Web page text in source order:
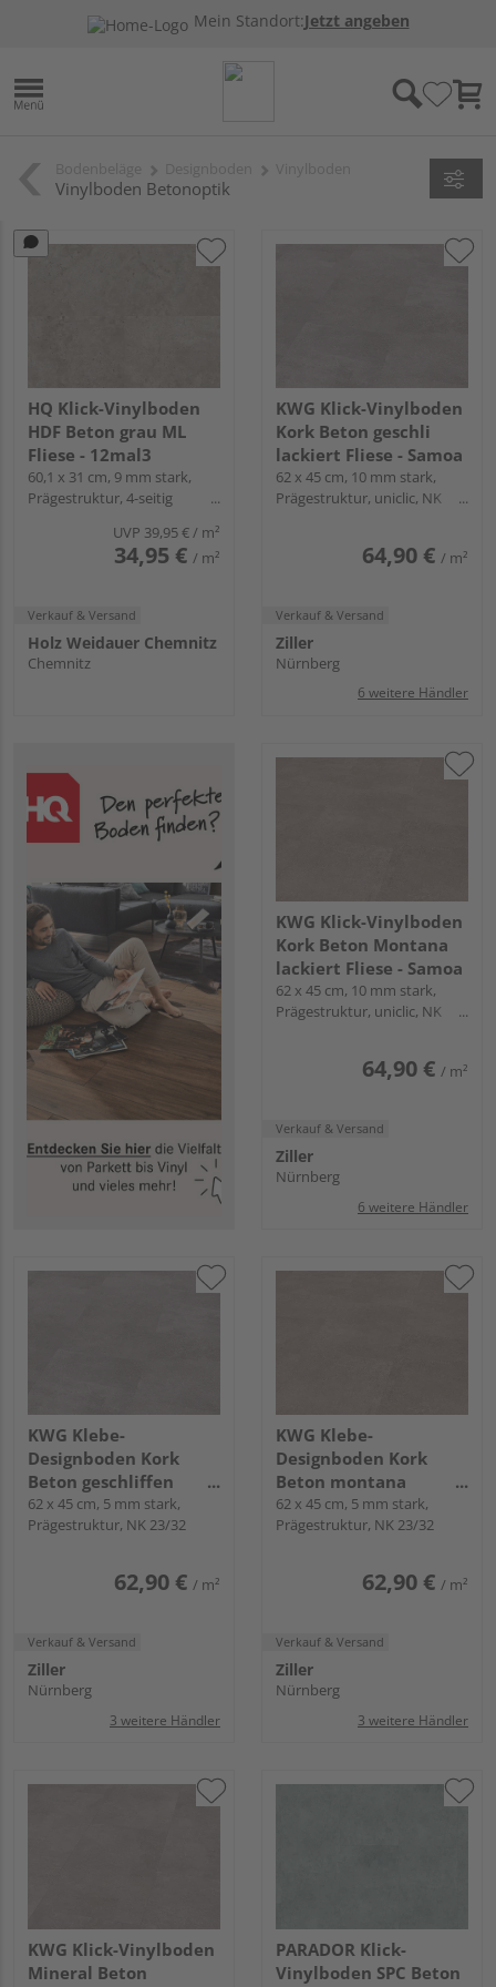
Mein Standort:Jetzt angeben
Vinylboden Betonoptik
HQ Klick-Vinylboden
HDF Beton grau ML
Fliese - 12mal3
60,1 x 31 cm, 9 mm stark,
Prägestruktur, 4-seitig
UVP 39,95 €/ m²
34,95 € / m²
Verkauf & Versand
Holz Weidauer Chemnitz
Chemnitz
KWG Klick-Vinylboden
Kork Beton geschli
lackiert Fliese - Samoa
62 x 45 cm, 10 mm stark,
Prägestruktur, uniclic, NK
64,90 € / m²
Verkauf & Versand
Ziller
Nürnberg
6 weitere Händler
KWG Klick-Vinylboden
Kork Beton Montana
lackiert Fliese - Samoa
62 x 45 cm, 10 mm stark,
Prägestruktur, uniclic, NK
64,90 € / m²
Verkauf & Versand
Ziller
Nürnberg
6 weitere Händler
KWG Klebe-
Designboden Kork
Beton geschliffen
lackiert Fliese - Samoa
62 x 45 cm, 5 mm stark,
Prägestruktur, NK 23/32
62,90 € / m²
Verkauf & Versand
Ziller
Nürnberg
3 weitere Händler
KWG Klebe-
Designboden Kork
Beton montana
lackiert Fliese - Samoa
62 x 45 cm, 5 mm stark,
Prägestruktur, NK 23/32
62,90 € / m²
Verkauf & Versand
Ziller
Nürnberg
3 weitere Händler
KWG Klick-Vinylboden
Mineral Beton
PARADOR Klick-
Vinylboden SPC Beton